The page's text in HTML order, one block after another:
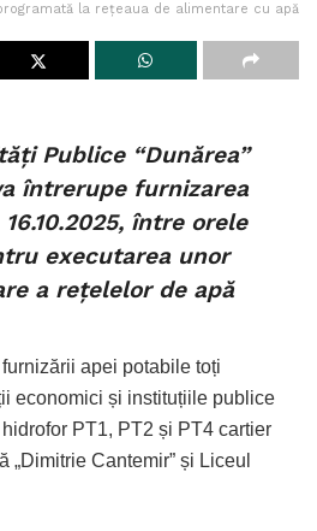
la rețeaua de alimentare cu apă
Publice “Dunărea”
întrerupe furnizarea
între orele
executarea unor
a rețelelor de apă
apei potabile toți
economici și instituțiile publice
PT1, PT2 și PT4 cartier
„Dimitrie Cantemir” și Liceul